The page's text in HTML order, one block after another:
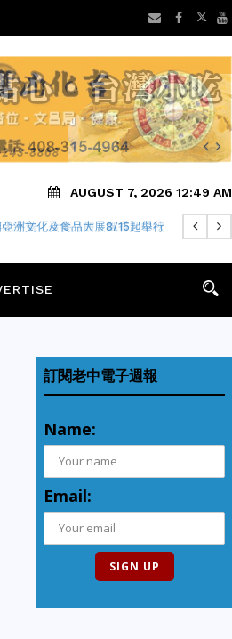
AUGUST 7, 2026 12:49 AM
字號「金麥月餅」飄香迎中秋
訂閱老中電子週報
Name:
Email: